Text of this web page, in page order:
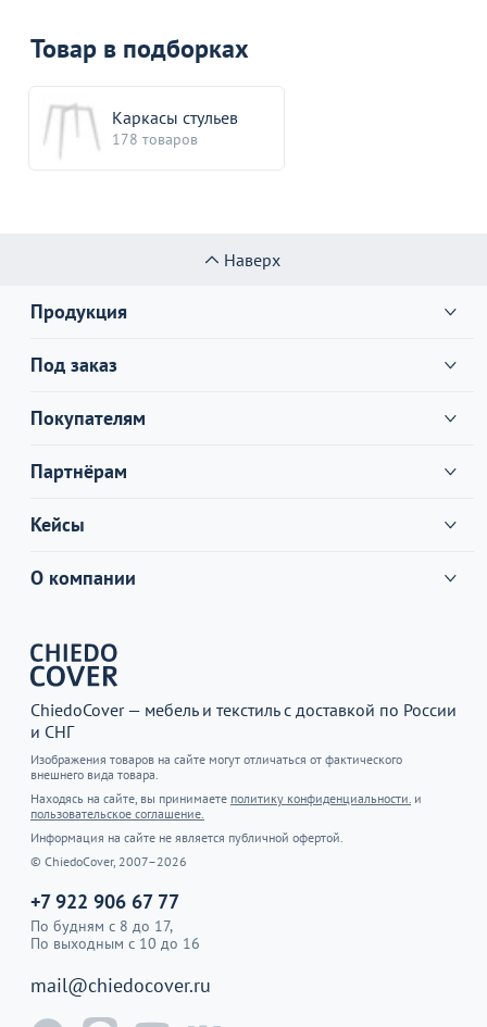
Товар в подборках
Каркасы стульев
178 товаров
Наверх
Продукция
Под заказ
Покупателям
Партнёрам
Кейсы
О компании
ChiedoCover — мебель и текстиль с доставкой по России
и СНГ
Изображения товаров на сайте могут отличаться от фактического
внешнего вида товара.
Находясь на сайте, вы принимаете политику конфиденциальности. и
пользовательское соглашение.
Информация на сайте не является публичной офертой.
© ChiedoCover, 2007–2026
+7 922 906 67 77
По будням с 8 до 17,
По выходным с 10 до 16
mail@chiedocover.ru